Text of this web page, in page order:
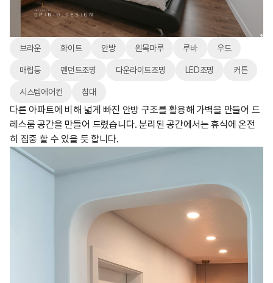
브라운 화이트 안방 원목마루 루바 우드
매립등 펜던트조명 다운라이트조명 LED조명 커튼
시스템에어컨 침대
다른 아파트에 비해 넓게 빠진 안방 구조를 활용해 가벽을 만들어 드
레스룸 공간을 만들어 드렸습니다. 분리된 공간에서는 휴식에 온전
히 집중 할 수 있을 듯 합니다.